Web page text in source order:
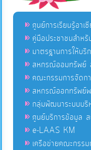
ศูนย์การเรียนรู้อาเ
คู่มือประชาชนสำห
มาตรฐานการให้บ
สหกรณ์ออมทรัพย์
คณะกรรมการจัดก
สหกรณ์ออกทรัพย์พ
กลุ่มพัฒนาระบบบริ
ศูนย์บริการข้อมูล
e-LAAS KM
เครือข่ายคณะกรร